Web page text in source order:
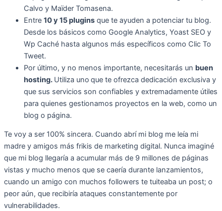
Calvo y Maïder Tomasena.
Entre 10 y 15 plugins que te ayuden a potenciar tu blog.
Desde los básicos como Google Analytics, Yoast SEO y
Wp Caché hasta algunos más específicos como Clic To
Tweet.
Por último, y no menos importante, necesitarás un buen
hosting. Utiliza uno que te ofrezca dedicación exclusiva y
que sus servicios son confiables y extremadamente útiles
para quienes gestionamos proyectos en la web, como un
blog o página.
Te voy a ser 100% sincera. Cuando abrí mi blog me leía mi
madre y amigos más frikis de marketing digital. Nunca imaginé
que mi blog llegaría a acumular más de 9 millones de páginas
vistas y mucho menos que se caería durante lanzamientos,
cuando un amigo con muchos followers te tuiteaba un post; o
peor aún, que recibiría ataques constantemente por
vulnerabilidades.